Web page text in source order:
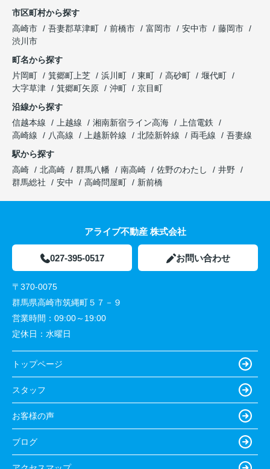
市区町村から探す
高崎市
吾妻郡草津町 前橋市 富岡市 安中市
藤岡市
渋川市
町名から探す
片岡町
箕郷町上芝 浜川町 東町 高砂町
堰代町
大字草津
箕郷町矢原 沖町
京目町
沿線から探す
信越本線
上越線 湘南新宿ライン高海
上信電鉄
高崎線
八高線 上越新幹線 北陸新幹線 両毛線
吾妻線
駅から探す
高崎
北高崎 群馬八幡 南高崎 佐野のわたし
井野
群馬総社
安中 高崎問屋町 新前橋
アライブ不動産 株式会社
027-395-0517 お問い合わせ
〒370-0075
群馬県高崎市筑縄町５７－９
営業時間： 09:00～19:00
定休日： 水曜日
トップページ
スタッフ
お客様の声
ブログ